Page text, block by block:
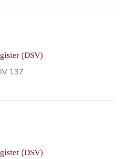
(DSV)
IV 137
(DSV)